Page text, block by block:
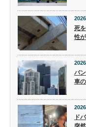
死
性
バ
車
ド